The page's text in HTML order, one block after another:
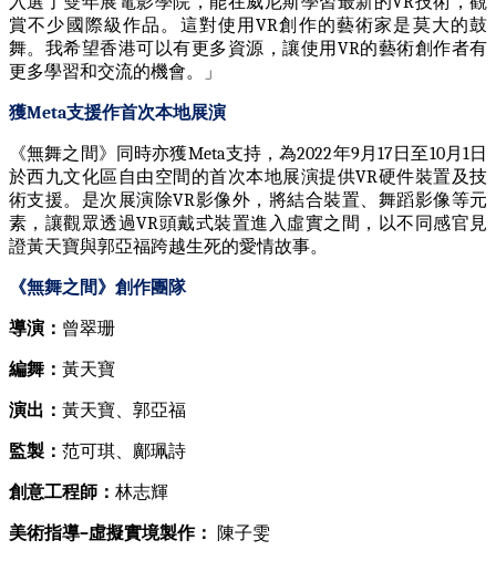
賞不少國際級作品。這對使用VR創作的藝術家是莫大的鼓
舞。我希望香港可以有更多資源，讓使用 VR的藝術創作者有
更多學習和交流的機會。」
獲Meta支援作首次本地展演
《無舞之間》同時亦獲Meta支持，為2022年9 月17 日至10月 1日
於西九文化區自由空間的首次本地展演提供VR硬件裝置及技
術支援。是次展演除VR影像外，將結合裝置、舞蹈影像等元
素，讓觀眾透過VR頭戴式裝置進入虛實之間，以不同感官見
證黃天寶與郭亞福跨越生死的愛情故事。
《無舞之間》創作團隊
導演： 曾翠珊
編舞： 黃天寶
演出： 黃天寶、郭亞福
監製： 范可琪、鄺珮詩
創意工程師： 林志輝
美術指導–虛擬實境製作： 陳子雯